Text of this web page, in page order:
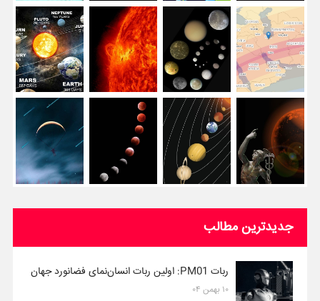
جدیدترین مطالب
ربات PM01: اولین ربات انسان‌نمای فضانورد جهان
۱۰ بهمن ۰۴